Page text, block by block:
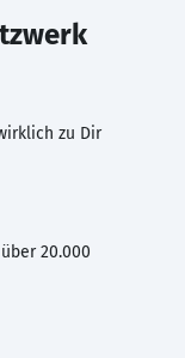
zu Dir
20.000